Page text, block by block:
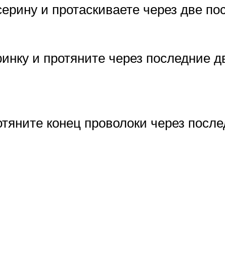
и протаскиваете через две
и протяните через последние
конец проволоки через